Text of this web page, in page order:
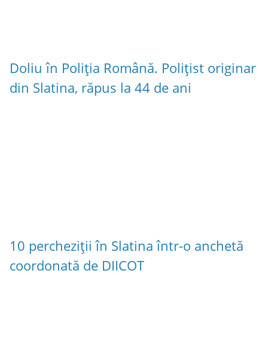
Doliu în Poliția Română. Polițist originar
din Slatina, răpus la 44 de ani
10 percheziții în Slatina într-o anchetă
coordonată de DIICOT